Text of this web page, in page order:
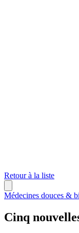
Retour à la liste
Médecines douces &
Cinq